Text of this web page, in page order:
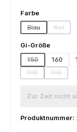
Farbeauswählen
Blau
(Diese Option
Rot
Gi-Größe
150
(Diese Option
160
190
(Diese Option
195
(Diese
Zur Zeit nicht
Produktnummer: